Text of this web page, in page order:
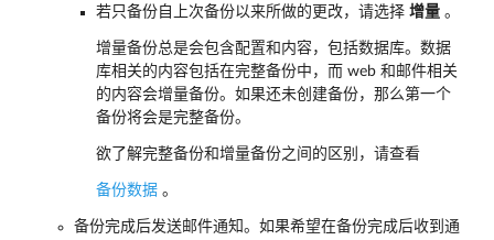
若只备份自上次备份以来所做的更改，请选择 增量 。
增量备份总是会包含配置和内容，包括数据库。数据
库相关的内容包括在完整备份中，而 web 和邮件相关
的内容会增量备份。如果还未创建备份，那么第一个
备份将会是完整备份。
欲了解完整备份和增量备份之间的区别，请查看
备份数据 。
备份完成后发送邮件通知。如果希望在备份完成后收到通